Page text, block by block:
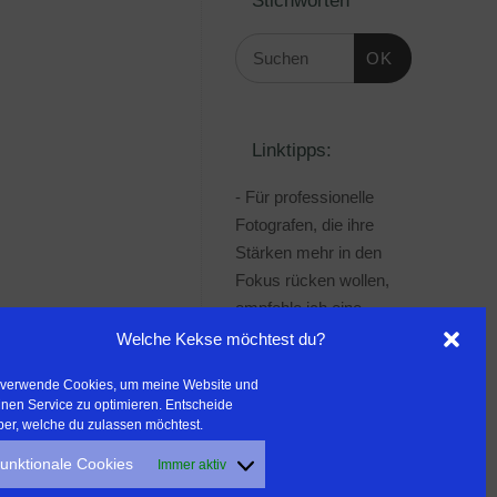
Welche Kekse möchtest du?
verwende Cookies, um meine Website und
Service zu optimieren. Entscheide
welche du zulassen möchtest.
Cookies Immer aktiv
OK
Linktipps:
- Für professionelle
Fotografen, die ihre
Stärken mehr in den
Fokus rücken wollen,
empfehle ich eine
Beratung durch Frau
Wanderfreak.de